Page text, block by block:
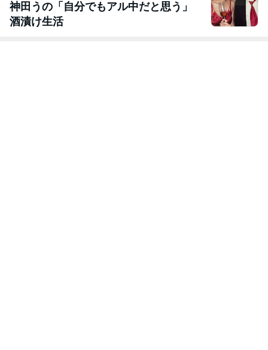
神田うの「自分でもアル中だと思う」
酒漬け生活